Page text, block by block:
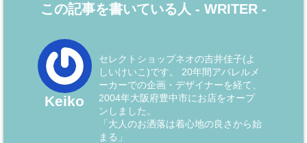
この記事を書いている人 - WRITER -
Keiko
セレクトショップネオの吉井佳子(よ
しいけいこ)です。 20年間アパレルメ
ーカーでの企画・デザイナーを経て、
2004年大阪府豊中市にお店をオープ
ンしました。
「大人のお洒落は着心地の良さから始
まる」